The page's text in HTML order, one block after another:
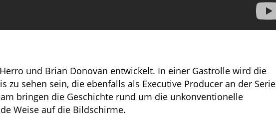
und Brian Donovan entwickelt. In einer Gastrolle wird die
zu sehen sein, die ebenfalls als Executive Producer an der Serie
bringen die Geschichte rund um die unkonventionelle
Weise auf die Bildschirme.